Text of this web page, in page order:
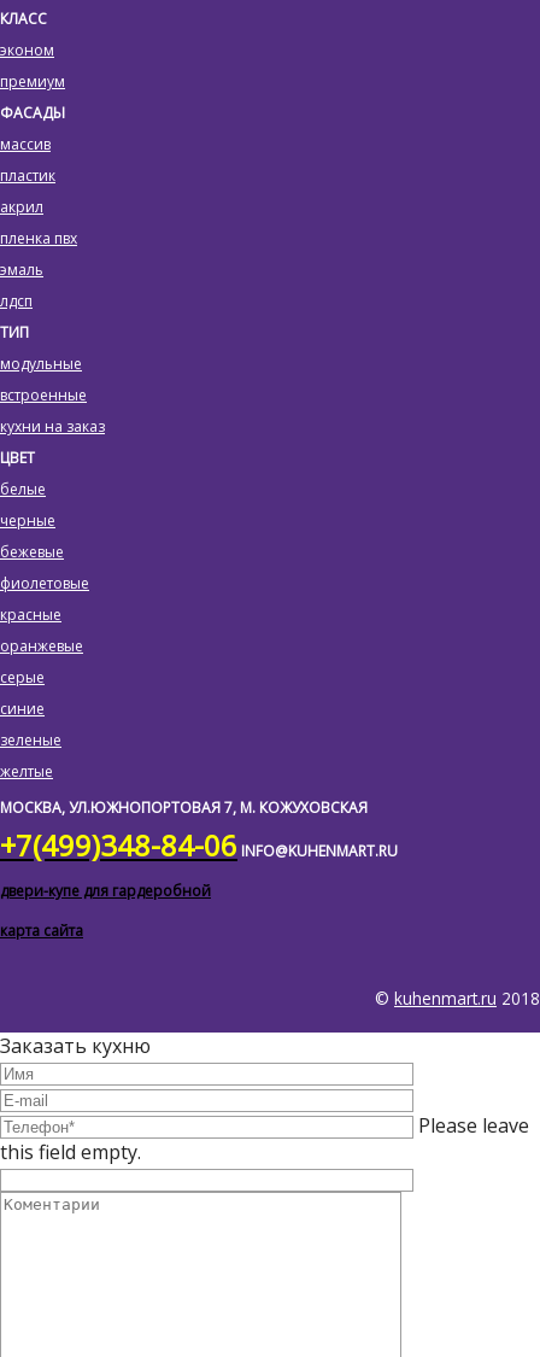
КЛАСС
эконом
премиум
ФАСАДЫ
массив
пластик
акрил
пленка пвх
эмаль
лдсп
ТИП
модульные
встроенные
кухни на заказ
ЦВЕТ
белые
черные
бежевые
фиолетовые
красные
оранжевые
серые
синие
зеленые
желтые
МОСКВА, УЛ.ЮЖНОПОРТОВАЯ 7, М. КОЖУХОВСКАЯ
+7(499)348-84-06 INFO@KUHENMART.RU
двери-купе для гардеробной
карта сайта
© kuhenmart.ru 2018
Заказать кухню
Please leave
this field empty.